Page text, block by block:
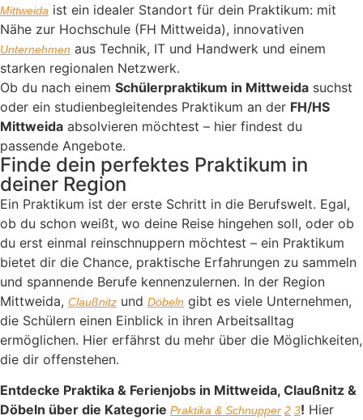
Mittweida ist ein idealer Standort für dein Praktikum: mit
Nähe zur Hochschule (FH Mittweida), innovativen
Unternehmen aus Technik, IT und Handwerk und einem
starken regionalen Netzwerk.
Ob du nach einem Schülerpraktikum in Mittweida suchst
oder ein studienbegleitendes Praktikum an der FH/HS
Mittweida absolvieren möchtest – hier findest du
passende Angebote.
Finde dein perfektes Praktikum in
deiner Region
Ein Praktikum ist der erste Schritt in die Berufswelt. Egal,
ob du schon weißt, wo deine Reise hingehen soll, oder ob
du erst einmal reinschnuppern möchtest – ein Praktikum
bietet dir die Chance, praktische Erfahrungen zu sammeln
und spannende Berufe kennenzulernen. In der Region
Mittweida, Claußnitz und Döbeln gibt es viele Unternehmen,
die Schülern einen Einblick in ihren Arbeitsalltag
ermöglichen. Hier erfährst du mehr über die Möglichkeiten,
die dir offenstehen.
Entdecke Praktika & Ferienjobs in Mittweida, Claußnitz &
Döbeln über die Kategorie Praktika & Schnupper 2 3! Hier